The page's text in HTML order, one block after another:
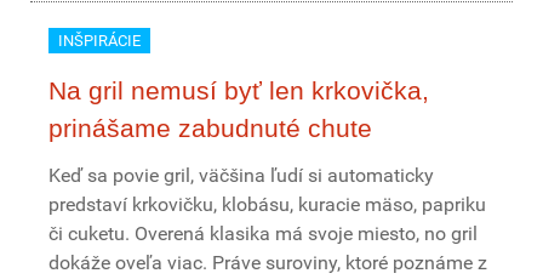
INŠPIRÁCIE
Na gril nemusí byť len krkovička,
prinášame zabudnuté chute
Keď sa povie gril, väčšina ľudí si automaticky
predstaví krkovičku, klobásu, kuracie mäso, papriku
či cuketu. Overená klasika má svoje miesto, no gril
dokáže oveľa viac. Práve suroviny, ktoré poznáme z